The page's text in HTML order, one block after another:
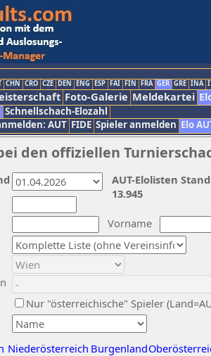
CHN CRO CZE DEN ENG ESP FAI FIN FRA GER GRE INA
Foto-Galerie Meldekartei
Schnellschach-Elozahl
AUT FIDE Spieler anmelden Elo
den offiziellen
Vorname
Nur "österreichische" Spieler
Niederösterreich Burgenland
AUT-Elolisten
13.945